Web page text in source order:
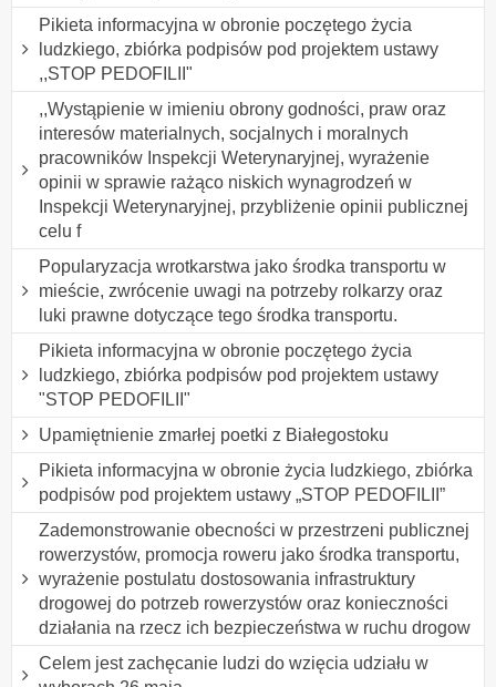
Pikieta informacyjna w obronie poczętego życia
ludzkiego, zbiórka podpisów pod projektem ustawy
,,STOP PEDOFILII"
,,Wystąpienie w imieniu obrony godności, praw oraz
interesów materialnych, socjalnych i moralnych
pracowników Inspekcji Weterynaryjnej, wyrażenie
opinii w sprawie rażąco niskich wynagrodzeń w
Inspekcji Weterynaryjnej, przybliżenie opinii publicznej
celu f
Popularyzacja wrotkarstwa jako środka transportu w
mieście, zwrócenie uwagi na potrzeby rolkarzy oraz
luki prawne dotyczące tego środka transportu.
Pikieta informacyjna w obronie poczętego życia
ludzkiego, zbiórka podpisów pod projektem ustawy
"STOP PEDOFILII"
Upamiętnienie zmarłej poetki z Białegostoku
Pikieta informacyjna w obronie życia ludzkiego, zbiórka
podpisów pod projektem ustawy „STOP PEDOFILII”
Zademonstrowanie obecności w przestrzeni publicznej
rowerzystów, promocja roweru jako środka transportu,
wyrażenie postulatu dostosowania infrastruktury
drogowej do potrzeb rowerzystów oraz konieczności
działania na rzecz ich bezpieczeństwa w ruchu drogow
Celem jest zachęcanie ludzi do wzięcia udziału w